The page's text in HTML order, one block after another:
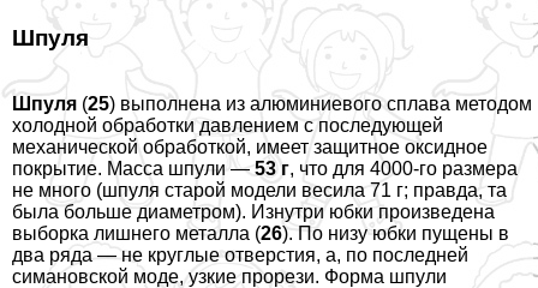
Шпуля
Шпуля (25) выполнена из алюминиевого сплава методом
холодной обработки давлением с последующей
механической обработкой, имеет защитное оксидное
покрытие. Масса шпули — 53 г, что для 4000-го размера
не много (шпуля старой модели весила 71 г; правда, та
была больше диаметром). Изнутри юбки произведена
выборка лишнего металла (26). По низу юбки пущены в
два ряда — не круглые отверстия, а, по последней
симановской моде, узкие прорези. Форма шпули